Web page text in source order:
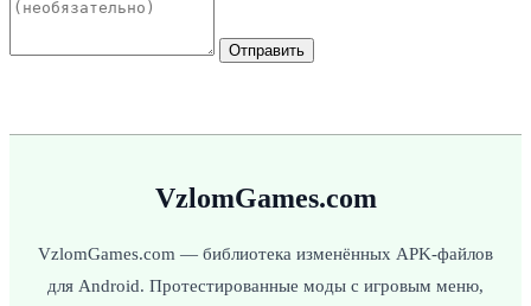
Отправить
VzlomGames.com
VzlomGames.com — библиотека изменённых APK-файлов
для Android. Протестированные моды с игровым меню,